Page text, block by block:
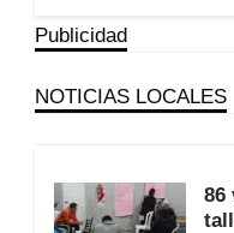
Publicidad
NOTICIAS LOCALES
86